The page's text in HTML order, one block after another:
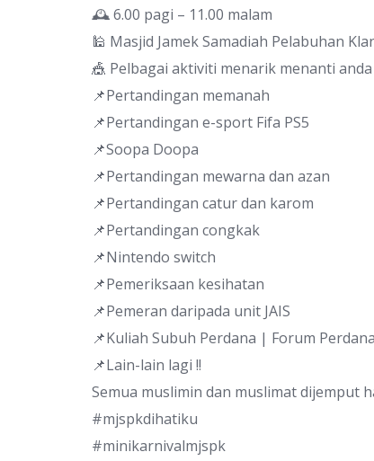
🕰️ 6.00 pagi – 11.00 malam
🕌 Masjid Jamek Samadiah Pelabuhan
🎪 Pelbagai aktiviti menarik menanti anda
📌Pertandingan memanah
📌Pertandingan e-sport Fifa PS5
📌Soopa Doopa
📌Pertandingan mewarna dan azan
📌Pertandingan catur dan karom
📌Pertandingan congkak
📌Nintendo switch
📌Pemeriksaan kesihatan
📌Pemeran daripada unit JAIS
📌Kuliah Subuh Perdana | Forum Perdana
📌Lain-lain lagi !!
Semua muslimin dan muslimat dijemput
#mjspkdihatiku
#minikarnivalmjspk